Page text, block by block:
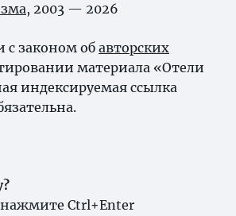
, 2003 — 2026
с законом об авторских
материала «Отели
индексируемая ссылка
Ctrl+Enter